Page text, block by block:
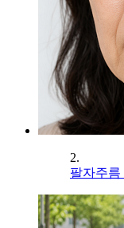
2.
팔자주름